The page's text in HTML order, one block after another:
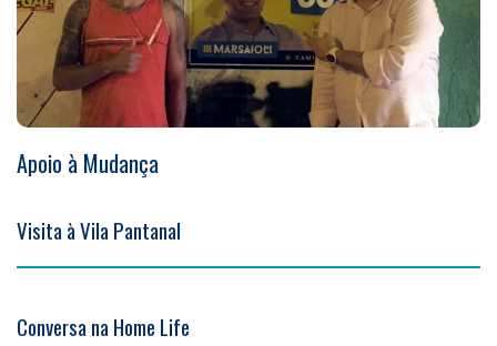
Apoio à Mudança
Visita à Vila Pantanal
Conversa na Home Life